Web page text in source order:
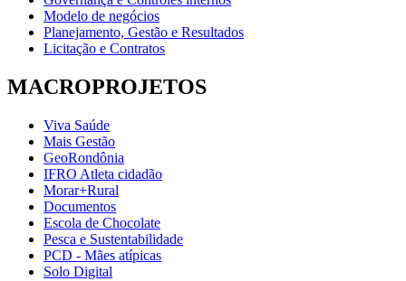
Modelo de negócios
Planejamento, Gestão e Resultados
Licitação e Contratos
MACROPROJETOS
Viva Saúde
Mais Gestão
GeoRondônia
IFRO Atleta cidadão
Morar+Rural
Documentos
Escola de Chocolate
Pesca e Sustentabilidade
PCD - Mães atípicas
Solo Digital